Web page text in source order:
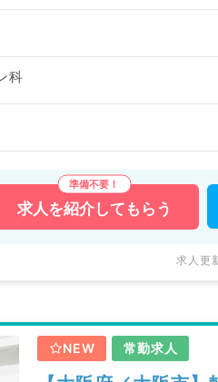
科
求人を紹介してもらう
求人更
NEW 常勤求人